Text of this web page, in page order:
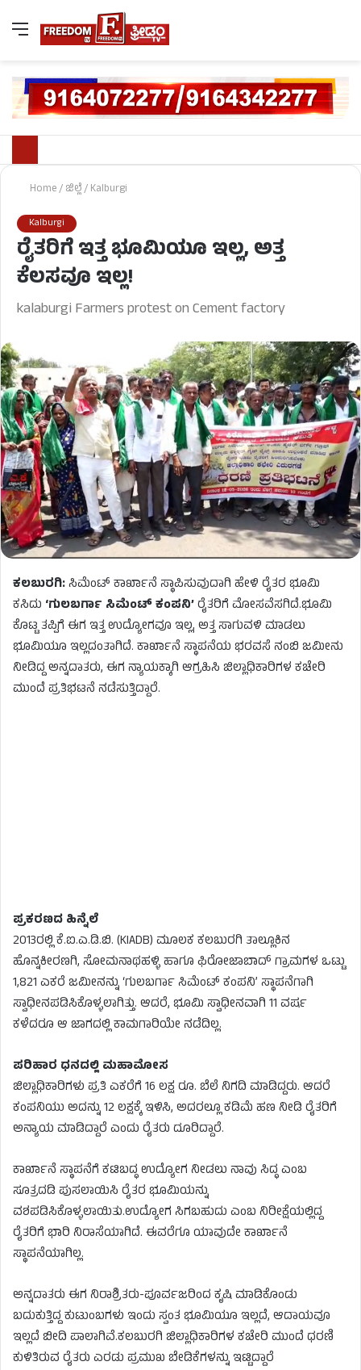
Home/ಜಿಲ್ಲೆ/Kalburgi
Kalburgi
ರೈತರಿಗೆ ಇತ್ತ ಭೂಮಿಯೂ ಇಲ್ಲ, ಅತ್ತ
ಕೆಲಸವೂ ಇಲ್ಲ!
kalaburgi Farmers protest on Cement factory
ಕಲಬುರಗಿ:ಸಿಮೆಂಟ್ ಕಾರ್ಖಾನೆ ಸ್ಥಾಪಿಸುವುದಾಗಿ ಹೇಳಿ ರೈತರ ಭೂಮಿ
ಕಸಿದು ‘ಗುಲಬರ್ಗಾ ಸಿಮೆಂಟ್ ಕಂಪನಿ’ರೈತರಿಗೆ ಮೋಸವೆಸಗಿದೆ.ಭೂಮಿ
ಕೊಟ್ಟ ತಪ್ಪಿಗೆ ಈಗ ಇತ್ತ ಉದ್ಯೋಗವೂ ಇಲ್ಲ, ಅತ್ತ ಸಾಗುವಳಿ ಮಾಡಲು
ಭೂಮಿಯೂ ಇಲ್ಲದಂತಾಗಿದೆ. ಕಾರ್ಖಾನೆ ಸ್ಥಾಪನೆಯ ಭರವಸೆ ನಂಬಿ ಜಮೀನು
ನೀಡಿದ್ದ ಅನ್ನದಾತರು, ಈಗ ನ್ಯಾಯಕ್ಕಾಗಿ ಆಗ್ರಹಿಸಿ ಜಿಲ್ಲಾಧಿಕಾರಿಗಳ ಕಚೇರಿ
ಮುಂದೆ ಪ್ರತಿಭಟನೆ ನಡೆಸುತ್ತಿದ್ದಾರೆ.
ಪ್ರಕರಣದ ಹಿನ್ನೆಲೆ
2013ರಲ್ಲಿ ಕೆ.ಐ.ಎ.ಡಿ.ಬಿ. (KIADB) ಮೂಲಕ ಕಲಬುರಗಿ ತಾಲ್ಲೂಕಿನ
ಹೊನ್ನಕೀರಣಗಿ, ಸೋಮನಾಥಹಳ್ಳಿ ಹಾಗೂ ಫಿರೋಜಾಬಾದ್ ಗ್ರಾಮಗಳ ಒಟ್ಟು
1,821 ಎಕರೆ ಜಮೀನನ್ನು ‘ಗುಲಬರ್ಗಾ ಸಿಮೆಂಟ್ ಕಂಪನಿ’ ಸ್ಥಾಪನೆಗಾಗಿ
ಸ್ವಾಧೀನಪಡಿಸಿಕೊಳ್ಳಲಾಗಿತ್ತು. ಆದರೆ, ಭೂಮಿ ಸ್ವಾಧೀನವಾಗಿ 11 ವರ್ಷ
ಕಳೆದರೂ ಆ ಜಾಗದಲ್ಲಿ ಕಾಮಗಾರಿಯೇ ನಡೆದಿಲ್ಲ.
ಪರಿಹಾರ ಧನದಲ್ಲಿ ಮಹಾಮೋಸ
ಜಿಲ್ಲಾಧಿಕಾರಿಗಳು ಪ್ರತಿ ಎಕರೆಗೆ 16 ಲಕ್ಷ ರೂ. ಬೆಲೆ ನಿಗದಿ ಮಾಡಿದ್ದರು. ಆದರೆ
ಕಂಪನಿಯು ಅದನ್ನು 12 ಲಕ್ಷಕ್ಕೆ ಇಳಿಸಿ, ಅದರಲ್ಲೂ ಕಡಿಮೆ ಹಣ ನೀಡಿ ರೈತರಿಗೆ
ಅನ್ಯಾಯ ಮಾಡಿದ್ದಾರೆ ಎಂದು ರೈತರು ದೂರಿದ್ದಾರೆ.
ಕಾರ್ಖಾನೆ ಸ್ಥಾಪನೆಗೆ ಕಟಿಬದ್ಧ ಉದ್ಯೋಗ ನೀಡಲು ನಾವು ಸಿದ್ಧ ಎಂಬ
ಸೂತ್ರದಡಿ ಪುಸಲಾಯಿಸಿ ರೈತರ ಭೂಮಿಯನ್ನು
ವಶಪಡಿಸಿಕೊಳ್ಳಲಾಯಿತು.ಉದ್ಯೋಗ ಸಿಗಬಹುದು ಎಂಬ ನಿರೀಕ್ಷೆಯಲ್ಲಿದ್ದ
ರೈತರಿಗೆ ಭಾರಿ ನಿರಾಸೆಯಾಗಿದೆ. ಈವರೆಗೂ ಯಾವುದೇ ಕಾರ್ಖಾನೆ
ಸ್ಥಾಪನೆಯಾಗಿಲ್ಲ.
ಅನ್ನದಾತರು ಈಗ ನಿರಾಶ್ರಿತರು-ಪೂರ್ವಜರಿಂದ ಕೃಷಿ ಮಾಡಿಕೊಂಡು
ಬದುಕುತ್ತಿದ್ದ ಕುಟುಂಬಗಳು ಇಂದು ಸ್ವಂತ ಭೂಮಿಯೂ ಇಲ್ಲದೆ, ಆದಾಯವೂ
ಇಲ್ಲದೆ ಬೀದಿ ಪಾಲಾಗಿವೆ.ಕಲಬುರಗಿ ಜಿಲ್ಲಾಧಿಕಾರಿಗಳ ಕಚೇರಿ ಮುಂದೆ ಧರಣಿ
ಕುಳಿತಿರುವ ರೈತರು ಎರಡು ಪ್ರಮುಖ ಬೇಡಿಕೆಗಳನ್ನು ಇಟ್ಟಿದ್ದಾರೆ